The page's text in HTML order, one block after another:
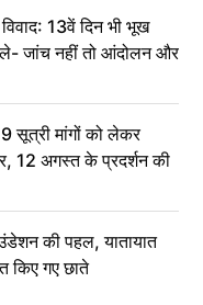
13वें दिन भी भूख
जांच नहीं तो आंदोलन और
मांगों को लेकर
12 अगस्त के प्रदर्शन की
की पहल, यातायात
किए गए छाते